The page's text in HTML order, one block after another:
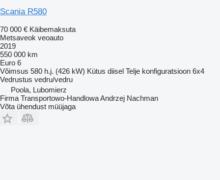
Scania R580
70 000 € Käibemaksuta
Metsaveok veoauto
2019
550 000 km
Euro 6
Võimsus 580 h.j. (426 kW) Kütus diisel Telje konfiguratsioon 6x4
Vedrustus vedru/vedru
Poola, Lubomierz
Firma Transportowo-Handlowa Andrzej Nachman
Võta ühendust müüjaga